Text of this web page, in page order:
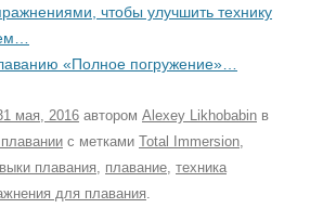
чтобы улучшить технику
«Полное погружение»…
мая, 2016 автором Alexey Likhobabin в
с метками Total Immersion,
плавания, плавание, техника
для плавания.